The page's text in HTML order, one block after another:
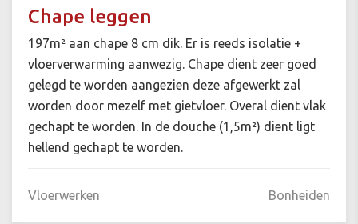
Chape leggen
197m² aan chape 8 cm dik. Er is reeds isolatie +
vloerverwarming aanwezig. Chape dient zeer goed
gelegd te worden aangezien deze afgewerkt zal
worden door mezelf met gietvloer. Overal dient vlak
gechapt te worden. In de douche (1,5m²) dient ligt
hellend gechapt te worden.
Vloerwerken Bonheiden